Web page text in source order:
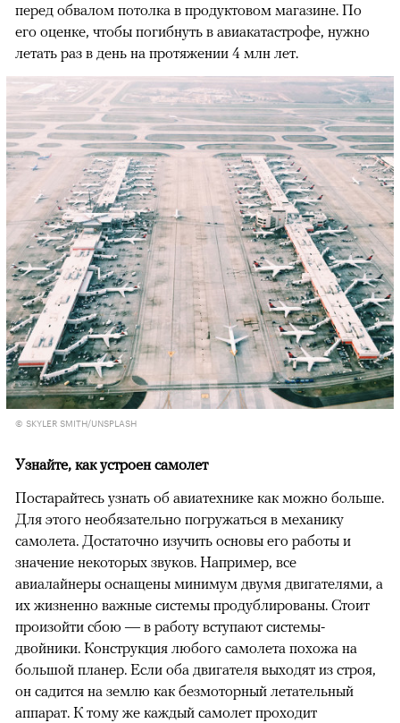
перед обвалом потолка в продуктовом магазине. По
его оценке, чтобы погибнуть в авиакатастрофе, нужно
летать раз в день на протяжении 4 млн лет.
00:00 / 00:00
© SKYLER SMITH/UNSPLASH
Узнайте, как устроен самолет
Постарайтесь узнать об авиатехнике как можно больше.
Для этого необязательно погружаться в механику
самолета. Достаточно изучить основы его работы и
значение некоторых звуков. Например, все
авиалайнеры оснащены минимум двумя двигателями, а
их жизненно важные системы продублированы. Стоит
произойти сбою — в работу вступают системы-
двойники. Конструкция любого самолета похожа на
большой планер. Если оба двигателя выходят из строя,
он садится на землю как безмоторный летательный
аппарат. К тому же каждый самолет проходит